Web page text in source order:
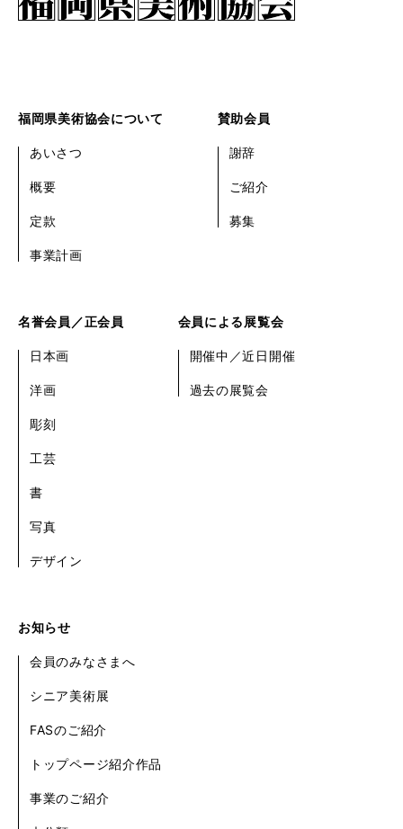
福岡県美術協会について
あいさつ
概要
定款
事業計画
賛助会員
謝辞
ご紹介
募集
名誉会員／正会員
日本画
洋画
彫刻
工芸
書
写真
デザイン
会員による展覧会
開催中／近日開催
過去の展覧会
お知らせ
会員のみなさまへ
シニア美術展
FASのご紹介
トップページ紹介作品
事業のご紹介